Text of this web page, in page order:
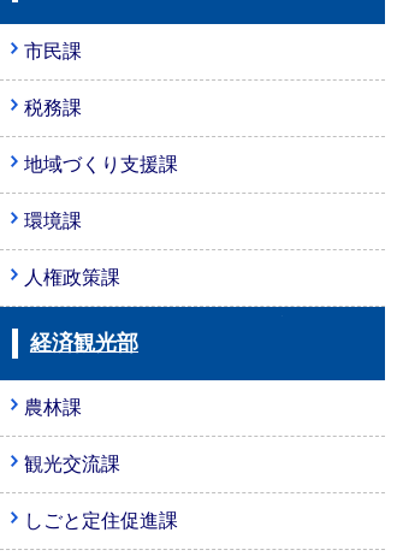
市民課
税務課
地域づくり支援課
環境課
人権政策課
経済観光部
農林課
観光交流課
しごと定住促進課